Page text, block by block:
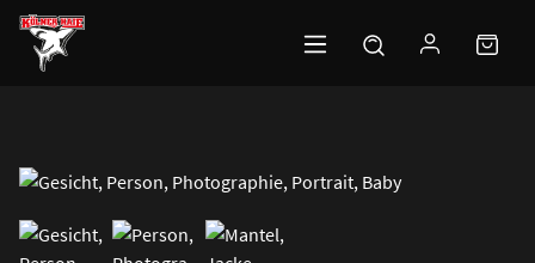
Zum Hauptinhalt springen